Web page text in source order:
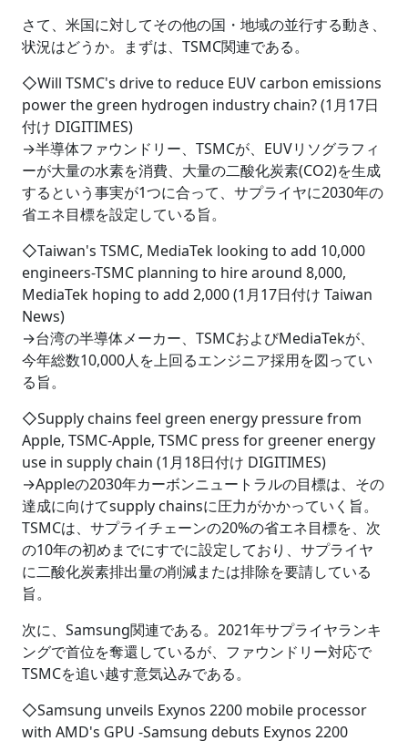
さて、米国に対してその他の国・地域の並行する動き、
状況はどうか。まずは、TSMC関連である。
◇Will TSMC's drive to reduce EUV carbon emissions
power the green hydrogen industry chain? (1月17日
付け DIGITIMES)
→半導体ファウンドリー、TSMCが、EUVリソグラフィ
ーが大量の水素を消費、大量の二酸化炭素(CO2)を生成
するという事実が1つに合って、サプライヤに2030年の
省エネ目標を設定している旨。
◇Taiwan's TSMC, MediaTek looking to add 10,000
engineers-TSMC planning to hire around 8,000,
MediaTek hoping to add 2,000 (1月17日付け Taiwan
News)
→台湾の半導体メーカー、TSMCおよびMediaTekが、
今年総数10,000人を上回るエンジニア採用を図ってい
る旨。
◇Supply chains feel green energy pressure from
Apple, TSMC-Apple, TSMC press for greener energy
use in supply chain (1月18日付け DIGITIMES)
→Appleの2030年カーボンニュートラルの目標は、その
達成に向けてsupply chainsに圧力がかかっていく旨。
TSMCは、サプライチェーンの20%の省エネ目標を、次
の10年の初めまでにすでに設定しており、サプライヤ
に二酸化炭素排出量の削減または排除を要請している
旨。
次に、Samsung関連である。2021年サプライヤランキ
ングで首位を奪還しているが、ファウンドリー対応で
TSMCを追い越す意気込みである。
◇Samsung unveils Exynos 2200 mobile processor
with AMD's GPU -Samsung debuts Exynos 2200